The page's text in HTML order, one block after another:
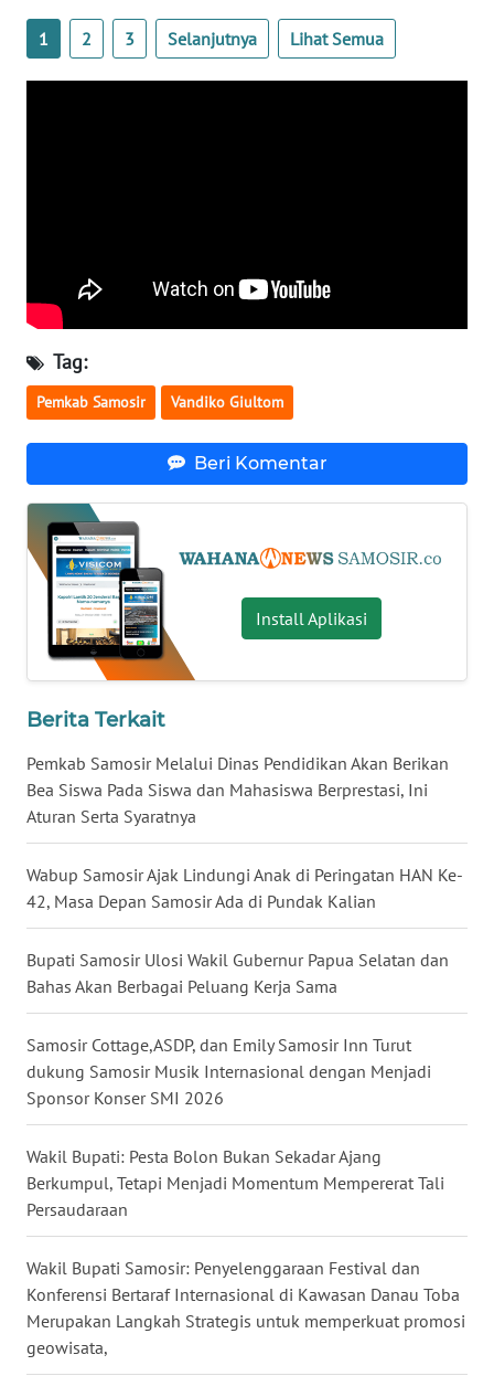
1 2 3 Selanjutnya Lihat Semua
Tag:
Pemkab Samosir Vandiko Giultom
Beri Komentar
Install Aplikasi
Berita Terkait
Pemkab Samosir Melalui Dinas Pendidikan Akan Berikan
Bea Siswa Pada Siswa dan Mahasiswa Berprestasi, Ini
Aturan Serta Syaratnya
Wabup Samosir Ajak Lindungi Anak di Peringatan HAN Ke-
42, Masa Depan Samosir Ada di Pundak Kalian
Bupati Samosir Ulosi Wakil Gubernur Papua Selatan dan
Bahas Akan Berbagai Peluang Kerja Sama
Samosir Cottage,ASDP, dan Emily Samosir Inn Turut
dukung Samosir Musik Internasional dengan Menjadi
Sponsor Konser SMI 2026
Wakil Bupati: Pesta Bolon Bukan Sekadar Ajang
Berkumpul, Tetapi Menjadi Momentum Mempererat Tali
Persaudaraan
Wakil Bupati Samosir: Penyelenggaraan Festival dan
Konferensi Bertaraf Internasional di Kawasan Danau Toba
Merupakan Langkah Strategis untuk memperkuat promosi
geowisata,
WN
LANGKAT
WN
KARO
WN
WN
LABUHANBATU
WN
TAPANULI
TENGAH
WN DELI
WN
TEBING
TINGGI
PAKPAK
KARAWANG
BEKASI
WN
WN
DEPOK
WN
TAPANULI
UTARA